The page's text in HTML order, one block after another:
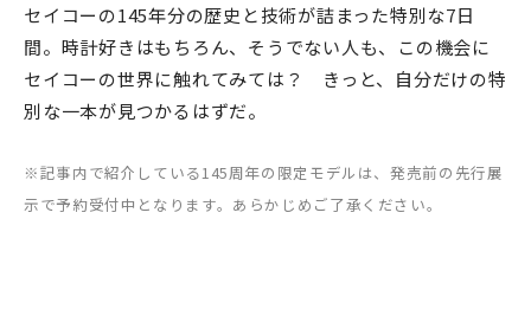
セイコーの145年分の歴史と技術が詰まった特別な7日
間。時計好きはもちろん、そうでない人も、この機会に
セイコーの世界に触れてみては？ きっと、自分だけの特
別な一本が見つかるはずだ。
※記事内で紹介している145周年の限定モデルは、発売前の先行展
示で予約受付中となります。あらかじめご了承ください。